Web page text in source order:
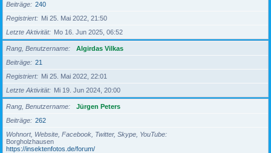
Beiträge
240
Registriert
Mi 25. Mai 2022, 21:50
Letzte Aktivität
Mo 16. Jun 2025, 06:52
Rang, Benutzername
Algirdas Vilkas
Beiträge
21
Registriert
Mi 25. Mai 2022, 22:01
Letzte Aktivität
Mi 19. Jun 2024, 20:00
Rang, Benutzername
Jürgen Peters
Beiträge
262
Wohnort, Website, Facebook, Twitter, Skype, YouTube
Borgholzhausen
https://insektenfotos.de/forum/